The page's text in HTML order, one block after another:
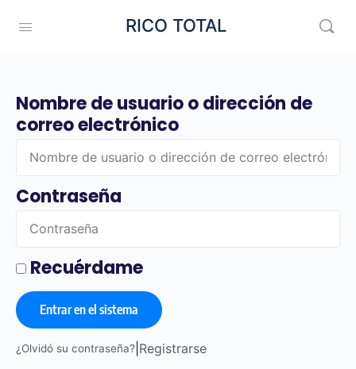
RICO TOTAL
Nombre de usuario o dirección de
correo electrónico
Contraseña
Recuérdame
Entrar en el sistema
¿Olvidó su contraseña? Registrarse